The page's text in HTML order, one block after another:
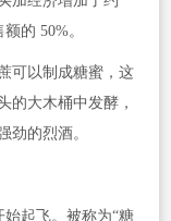
的 50%。
可以制成糖蜜，这
的大木桶中发酵，
劲的烈酒。
起飞。被称为“糖